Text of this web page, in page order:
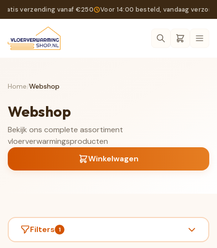
verzending vanaf €250 Voor 14:00 besteld, vandaag
Home/Webshop
Webshop
Bekijk ons complete assortiment
vloerverwarmingsproducten
Winkelwagen
Filters 1